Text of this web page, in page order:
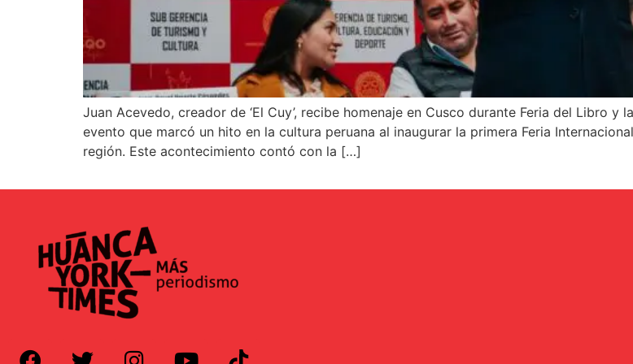
Juan Acevedo, creador de ‘El Cuy’, recibe homenaje en Cusco durante Feria del Libro
evento que marcó un hito en la cultura peruana al inaugurar la primera Feria
región. Este acontecimiento contó con la […]